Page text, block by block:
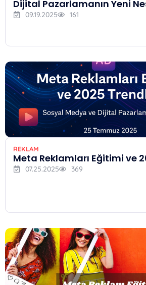
Dijital Pazarlamanın Yeni
09.19.2025 161
REKLAM
Meta Reklamları Eğitimi ve
07.25.2025 369